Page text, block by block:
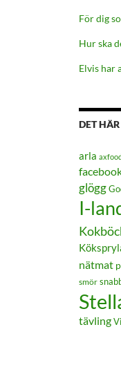
För dig
Hur ska
Elvis har
DET
arla
glögg
I-
nätmat
smör
tävling